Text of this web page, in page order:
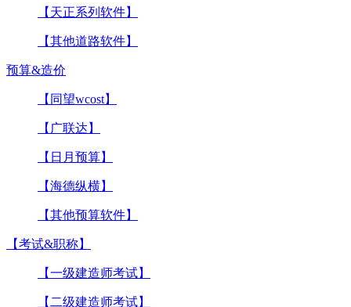
【天正系列软件】
【其他道路软件】
预算&造价
【同望wcost】
【广联达】
【日月预算】
【海德纵横】
【其他预算软件】
【考试&职称】
【一级建造师考试】
【二级建造师考试】